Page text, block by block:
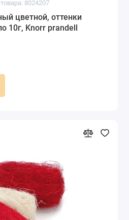
8024207
цветной, оттенки
10г, Knorr prandell